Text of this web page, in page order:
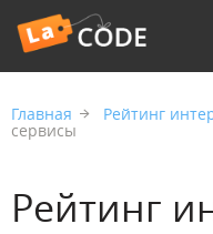
Главная Рейтинг
сервисы
Рейтинг